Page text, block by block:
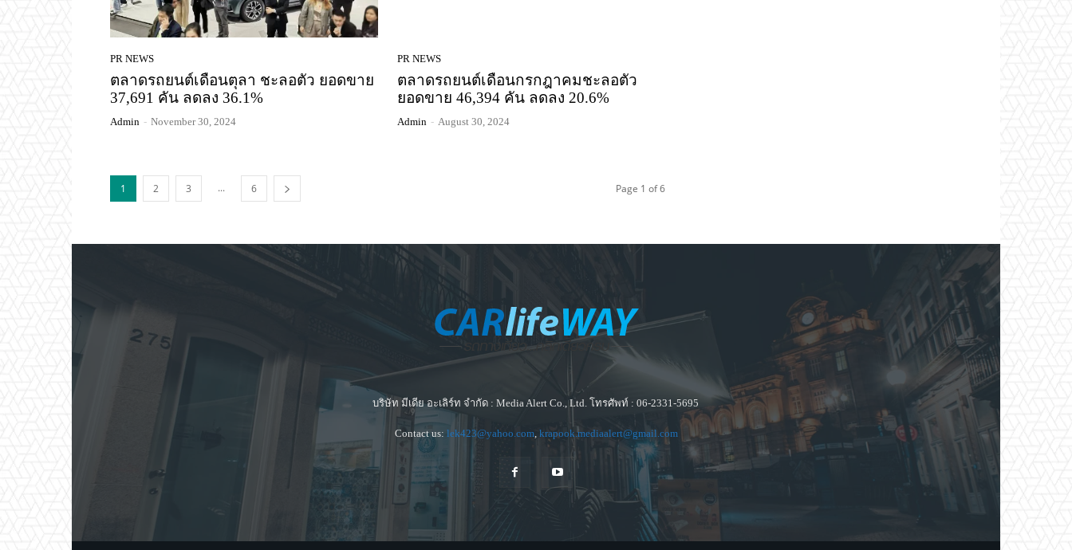
PR NEWS
ตลาดรถยนต์เดือนตุลา ชะลอตัว ยอดขาย
37,691 คัน ลดลง 36.1%
Admin - November 30, 2024
PR NEWS
ตลาดรถยนต์เดือนกรกฎาคมชะลอตัว
ยอดขาย 46,394 คัน ลดลง 20.6%
Admin - August 30, 2024
1 2 3 ... 6 Page 1 of 6
บริษัท มีเดีย อะเลิร์ท จำกัด : Media Alert Co., Ltd. โทรศัพท์ : 06-2331-5695
Contact us: lek423@yahoo.com, krapook.mediaalert@gmail.com